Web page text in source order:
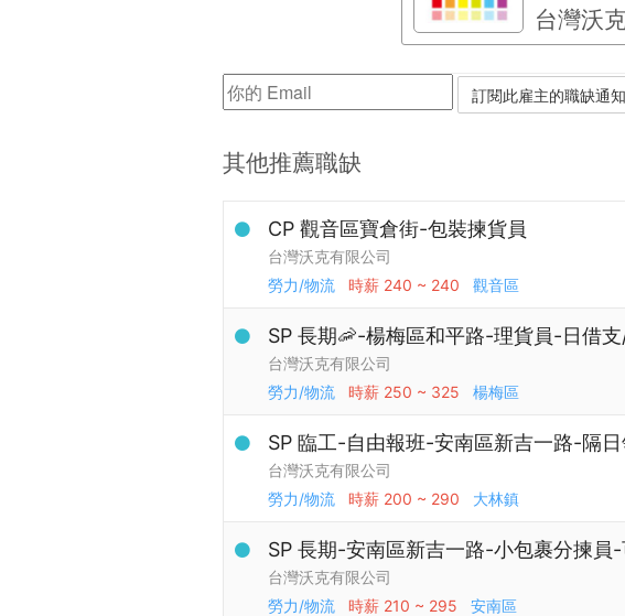
台灣沃
其他推薦職缺
CP 觀音區寶倉街-包裝揀貨員
台灣沃克有限公司
勞力/物流
時薪 240 ~ 240 觀音區
SP 長期🦐-楊梅區和平路-理貨員-日借
台灣沃克有限公司
勞力/物流
時薪 250 ~ 325 楊梅區
SP 臨工-自由報班-安南區新吉一路-隔
台灣沃克有限公司
勞力/物流
時薪 200 ~ 290 大林鎮
SP 長期-安南區新吉一路-小包裹分揀員
台灣沃克有限公司
勞力/物流
時薪 210 ~ 295 安南區